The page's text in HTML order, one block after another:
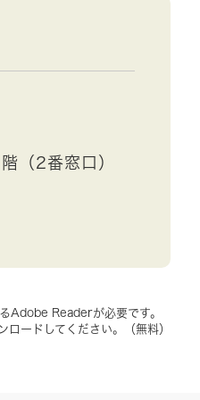
（2番窓口）
Adobe Readerが必要です。
ードしてください。（無料）